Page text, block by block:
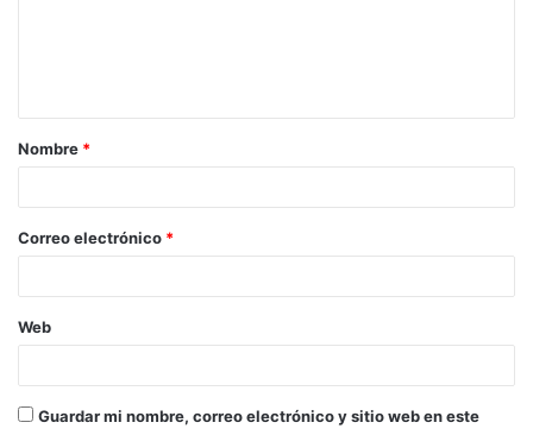
a
r
*
Nombre *
Correo electrónico *
Web
Guardar mi nombre, correo electrónico y sitio web en este